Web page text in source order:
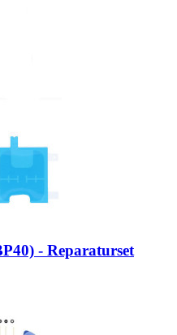
- Reparaturset